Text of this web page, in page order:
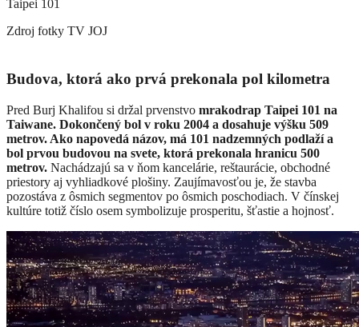
Taipei 101
Zdroj fotky TV JOJ
Budova, ktorá ako prvá prekonala pol kilometra
Pred Burj Khalifou si držal prvenstvo mrakodrap Taipei 101 na
Taiwane. Dokončený bol v roku 2004 a dosahuje výšku 509
metrov. Ako napovedá názov, má 101 nadzemných podlaží a
bol prvou budovou na svete, ktorá prekonala hranicu 500
metrov. Nachádzajú sa v ňom kancelárie, reštaurácie, obchodné
priestory aj vyhliadkové plošiny. Zaujímavosťou je, že stavba
pozostáva z ôsmich segmentov po ôsmich poschodiach. V čínskej
kultúre totiž číslo osem symbolizuje prosperitu, šťastie a hojnosť.